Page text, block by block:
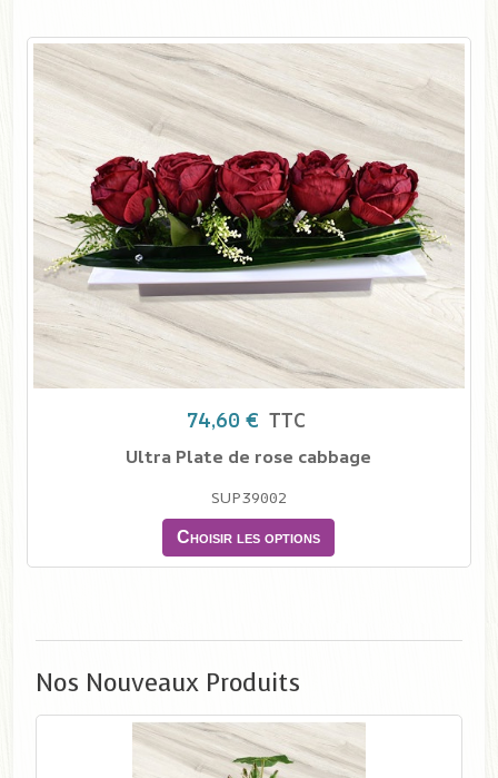
74,60 € TTC
Ultra Plate de rose cabbage
SUP39002
Choisir les options
Nos Nouveaux Produits